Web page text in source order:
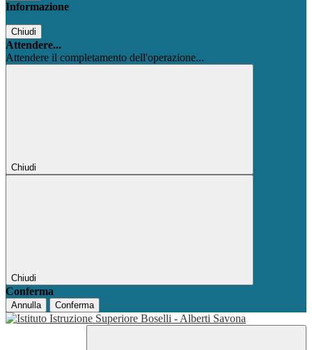
Informazione
Chiudi
Attendere...
Attendere il completamento dell'operazione...
Chiudi
Chiudi
Conferma
Annulla Conferma